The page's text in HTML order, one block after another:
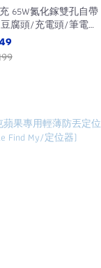
65W氮化鎵雙孔自帶
腐頭/充電頭/筆電快